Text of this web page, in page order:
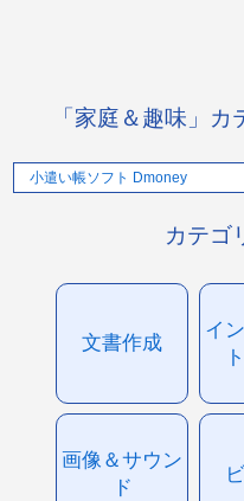
「家庭＆趣味」
小遣い帳ソフト Dmoney
カテゴ
文書作成
イ
画像＆サウン
ド